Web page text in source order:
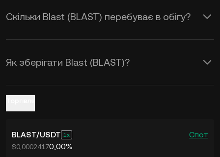
Скільки Blast (BLAST) перебуває в обігу?
Як зберігати Blast (BLAST)?
BLAST/USDT 1 Спот
$0,00024170,00%